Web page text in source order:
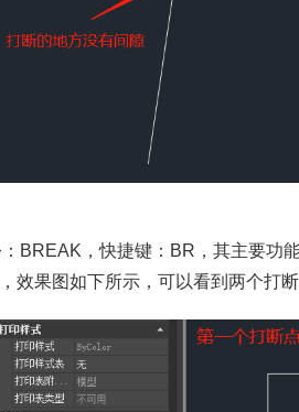
BREAK，快捷键：BR，其主要功
效果图如下所示，可以看到两个打